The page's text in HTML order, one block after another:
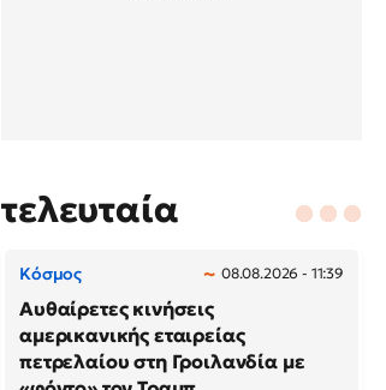
τελευταία
Κόσμος 08.08.2026 - 11:39
Αυθαίρετες κινήσεις
αμερικανικής εταιρείας
πετρελαίου στη Γροιλανδία με